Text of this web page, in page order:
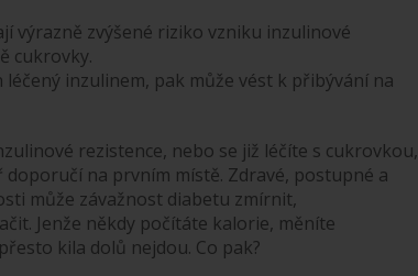
výrazně zvýšené riziko vzniku inzulinové
cukrovky.
léčený inzulinem, pak může vést k přibývání na
rezistence, nebo se již léčíte s cukrovkou,
na prvním místě. Zdravé, postupné a
může závažnost diabetu zmírnit,
Jenže někdy počítáte kalorie, měníte
kila dolů nejdou. Co pak?